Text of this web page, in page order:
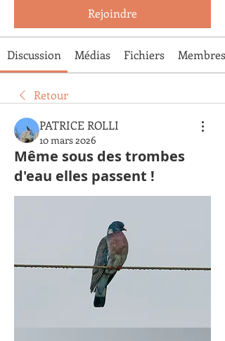
Rejoindre
Discussion Médias Fichiers Membres
Retour
PATRICE ROLLI
10 mars 2026
Même sous des trombes
d'eau elles passent !